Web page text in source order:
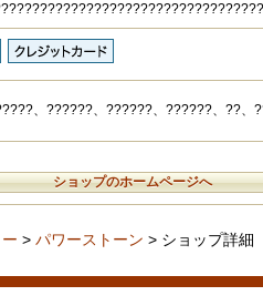
、??????、??????、??????、??、
ショップのホームページへ
> パワーストーン > ショップ詳細